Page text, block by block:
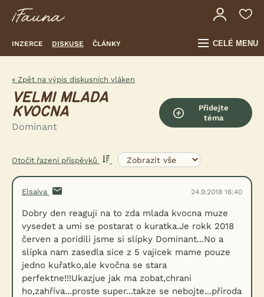
INZERCE DISKUSE ČLÁNKY CELÉ MENU
« Zpět na výpis diskusních vláken
VELMI MLADA
KVOCNA
Dominant
Přidejte
téma
Otočit řazení příspěvků
Elsaiva 24.9.2018 16:40
Dobry den reaguji na to zda mlada kvocna muze
vysedet a umi se postarat o kuratka.Je rokk 2018
červen a poridili jsme si slípky Dominant...No a
slípka nam zasedla sice z 5 vajicek mame pouze
jedno kuřatko,ale kvočna se stara
perfektne!!!Ukazjue jak ma zobat,chrani
ho,zahříva...proste super...takze se nebojte...příroda